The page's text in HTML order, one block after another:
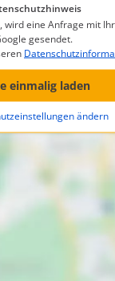
wird eine Anfrage mit
gesendet.
einmalig laden
ändern